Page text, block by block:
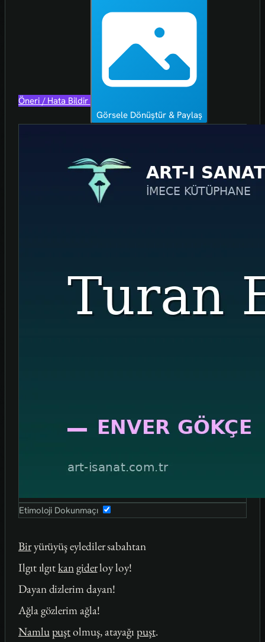
Öneri / Hata Bildir
Görsele Dönüştür & Paylaş
Etimoloji Dokunmaçı
Biryürüyüş eylediler sabahtan
Ilgıt ılgıtkangiderloy loy!
Dayan dizlerim dayan!
Ağla gözlerim ağla!
Namlupuştolmuş, atayağıpuşt.